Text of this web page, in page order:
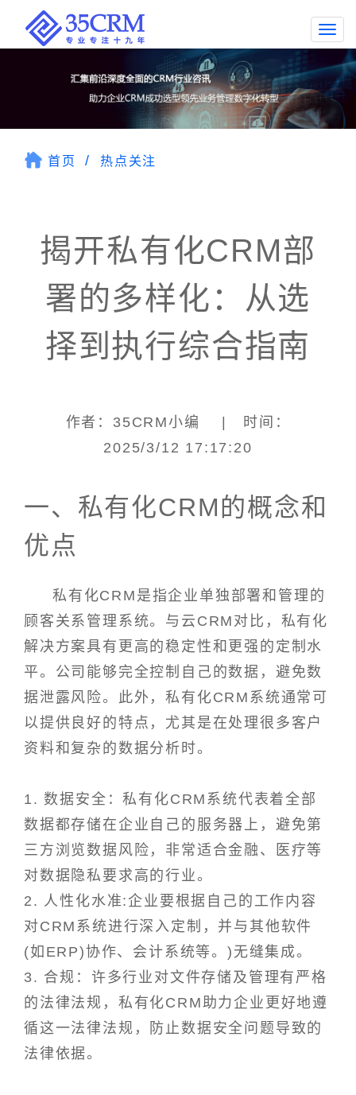
首页 热点关注
揭开私有化CRM部
署的多样化：从选
择到执行综合指南
作者：35CRM小编 | 时间：
2025/3/12 17:17:20
一、私有化CRM的概念和
优点
私有化CRM是指企业单独部署和管理的
顾客关系管理系统。与云CRM对比，私有化
解决方案具有更高的稳定性和更强的定制水
平。公司能够完全控制自己的数据，避免数
据泄露风险。此外，私有化CRM系统通常可
以提供良好的特点，尤其是在处理很多客户
资料和复杂的数据分析时。
1. 数据安全：私有化CRM系统代表着全部
数据都存储在企业自己的服务器上，避免第
三方浏览数据风险，非常适合金融、医疗等
对数据隐私要求高的行业。
2. 人性化水准:企业要根据自己的工作内容
对CRM系统进行深入定制，并与其他软件
(如ERP)协作、会计系统等。)无缝集成。
3. 合规：许多行业对文件存储及管理有严格
的法律法规，私有化CRM助力企业更好地遵
循这一法律法规，防止数据安全问题导致的
法律依据。